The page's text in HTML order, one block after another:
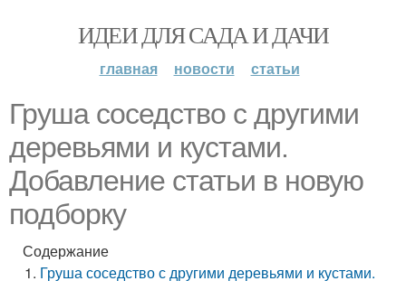
ИДЕИ ДЛЯ САДА И ДАЧИ
главная новости статьи
Груша соседство с другими
деревьями и кустами.
Добавление статьи в новую
подборку
Содержание
Груша соседство с другими деревьями и кустами.